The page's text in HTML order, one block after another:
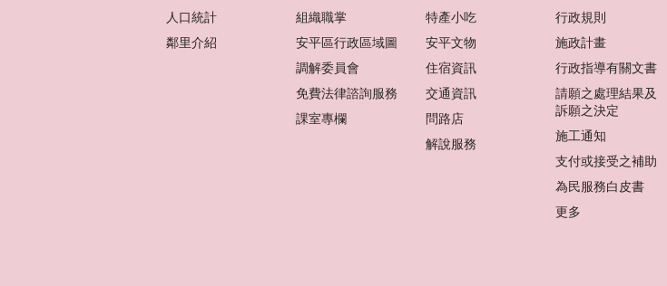
人口統計
鄰里介紹
組織職掌
安平區行政區域圖
調解委員會
免費法律諮詢服務
課室專欄
特產小吃
安平文物
住宿資訊
交通資訊
問路店
解說服務
行政規則
施政計畫
行政指導有關文書
請願之處理結果及
訴願之決定
施工通知
支付或接受之補助
為民服務白皮書
更多